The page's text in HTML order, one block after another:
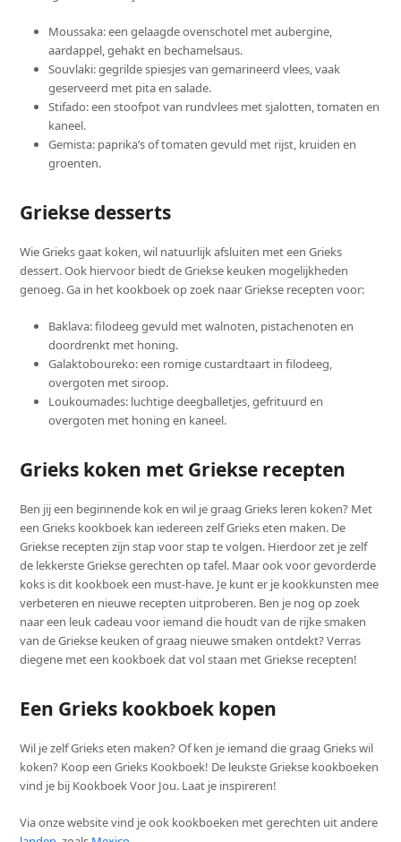
Moussaka: een gelaagde ovenschotel met aubergine,
aardappel, gehakt en bechamelsaus.
Souvlaki: gegrilde spiesjes van gemarineerd vlees, vaak
geserveerd met pita en salade.
Stifado: een stoofpot van rundvlees met sjalotten, tomaten en
kaneel.
Gemista: paprika’s of tomaten gevuld met rijst, kruiden en
groenten.
Griekse desserts
Wie Grieks gaat koken, wil natuurlijk afsluiten met een Grieks
dessert. Ook hiervoor biedt de Griekse keuken mogelijkheden
genoeg. Ga in het kookboek op zoek naar Griekse recepten voor:
Baklava: filodeeg gevuld met walnoten, pistachenoten en
doordrenkt met honing.
Galaktoboureko: een romige custardtaart in filodeeg,
overgoten met siroop.
Loukoumades: luchtige deegballetjes, gefrituurd en
overgoten met honing en kaneel.
Grieks koken met Griekse recepten
Ben jij een beginnende kok en wil je graag Grieks leren koken? Met
een Grieks kookboek kan iedereen zelf Grieks eten maken. De
Griekse recepten zijn stap voor stap te volgen. Hierdoor zet je zelf
de lekkerste Griekse gerechten op tafel. Maar ook voor gevorderde
koks is dit kookboek een must-have. Je kunt er je kookkunsten mee
verbeteren en nieuwe recepten uitproberen. Ben je nog op zoek
naar een leuk cadeau voor iemand die houdt van de rijke smaken
van de Griekse keuken of graag nieuwe smaken ontdekt? Verras
diegene met een kookboek dat vol staan met Griekse recepten!
Een Grieks kookboek kopen
Wil je zelf Grieks eten maken? Of ken je iemand die graag Grieks wil
koken? Koop een Grieks Kookboek! De leukste Griekse kookboeken
vind je bij Kookboek Voor Jou. Laat je inspireren!
Via onze website vind je ook kookboeken met gerechten uit andere